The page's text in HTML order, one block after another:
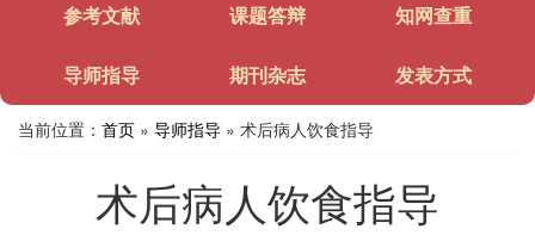
参考文献 课题答辩 知网查重
导师指导 期刊杂志 发表方式
当前位置： 首页 » 导师指导 » 术后病人饮食指导
术后病人饮食指导